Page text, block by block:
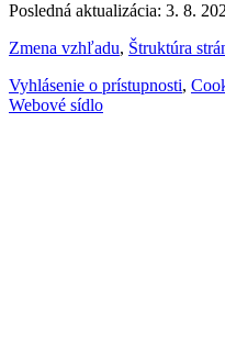
Posledná aktualizácia: 3. 8.
Zmena vzhľadu, Štruktúra
Vyhlásenie o prístupnosti,
Webové sídlo